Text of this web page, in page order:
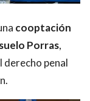
cooptación
Porras,
penal